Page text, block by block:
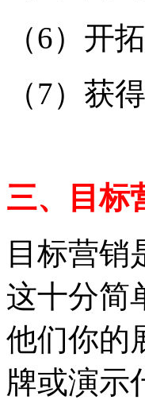
（6）开
（7）获
三、目标
目标营销
这十分简
他们你的
牌或演示